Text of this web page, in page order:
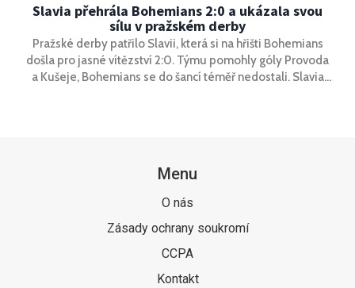
Slavia přehrála Bohemians 2:0 a ukázala svou
sílu v pražském derby
Pražské derby patřilo Slavii, která si na hřišti Bohemians
došla pro jasné vítězství 2:0. Týmu pomohly góly Provoda
a Kušeje, Bohemians se do šancí téměř nedostali. Slavia
Menu
O nás
Zásady ochrany soukromí
CCPA
Kontakt